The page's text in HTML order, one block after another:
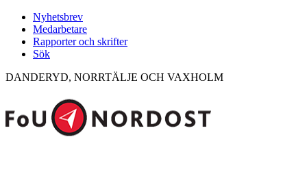
Nyhetsbrev
Medarbetare
Rapporter och skrifter
Sök
DANDERYD, NORRTÄLJE OCH VAXHOLM